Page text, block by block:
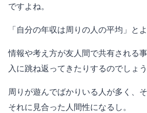
ですよね。
「自分の年収は周りの人の平均」と
情報や考え方が友人間で共有される
入に跳ね返ってきたりするのでしょう
周りが遊んでばかりいる人が多く、
それに見合った人間性になるし。